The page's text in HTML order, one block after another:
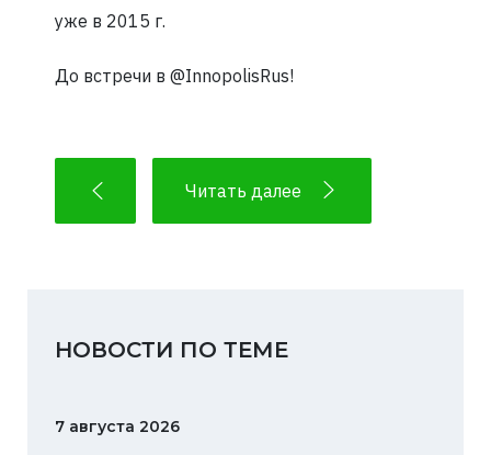
уже в 2015 г.
До встречи в @InnopolisRus!
Читать далее
НОВОСТИ ПО ТЕМЕ
7 августа 2026